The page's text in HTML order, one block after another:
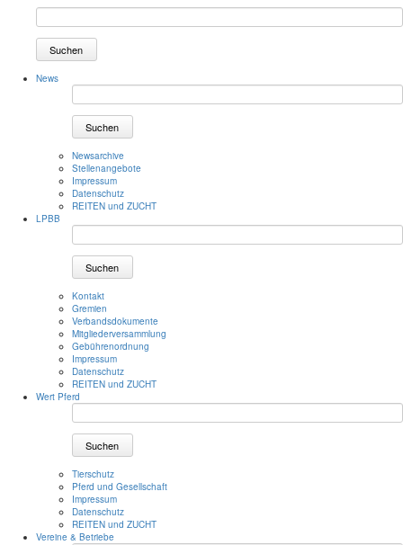
Suchen
News
Suchen
Newsarchive
Stellenangebote
Impressum
Datenschutz
REITEN und ZUCHT
LPBB
Suchen
Kontakt
Gremien
Verbandsdokumente
Mitgliederversammlung
Gebührenordnung
Impressum
Datenschutz
REITEN und ZUCHT
Wert Pferd
Suchen
Tierschutz
Pferd und Gesellschaft
Impressum
Datenschutz
REITEN und ZUCHT
Vereine & Betriebe